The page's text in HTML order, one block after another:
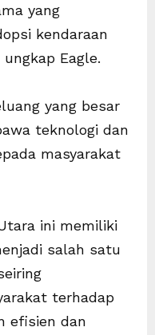
yang
kendaraan
Eagle.
yang besar
teknologi dan
masyarakat
ini memiliki
salah satu
terhadap
efisien dan